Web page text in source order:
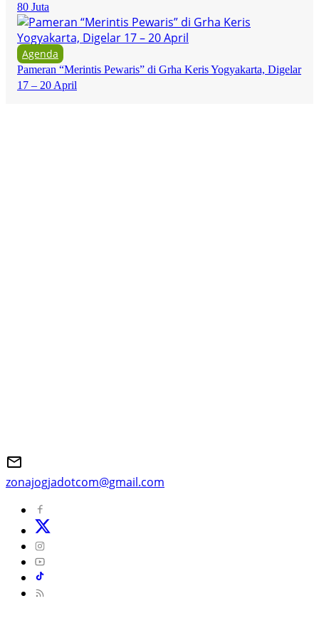
80 Juta
Agenda
Pameran “Merintis Pewaris” di Grha Keris Yogyakarta, Digelar
17 – 20 April
zonajogjadotcom@gmail.com